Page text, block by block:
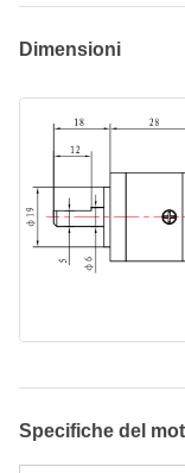
Dimensioni
Specifiche del